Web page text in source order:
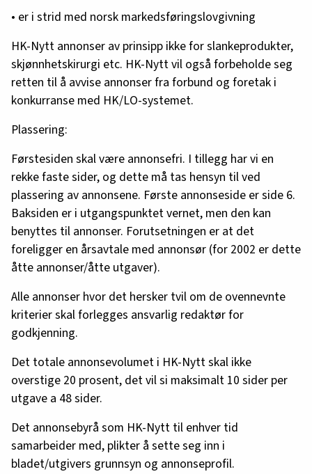
• er i strid med norsk markedsføringslovgivning
HK-Nytt annonser av prinsipp ikke for slankeprodukter,
skjønnhetskirurgi etc. HK-Nytt vil også forbeholde seg
retten til å avvise annonser fra forbund og foretak i
konkurranse med HK/LO-systemet.
Plassering:
Førstesiden skal være annonsefri. I tillegg har vi en
rekke faste sider, og dette må tas hensyn til ved
plassering av annonsene. Første annonseside er side 6.
Baksiden er i utgangspunktet vernet, men den kan
benyttes til annonser. Forutsetningen er at det
foreligger en årsavtale med annonsør (for 2002 er dette
åtte annonser/åtte utgaver).
Alle annonser hvor det hersker tvil om de ovennevnte
kriterier skal forlegges ansvarlig redaktør for
godkjenning.
Det totale annonsevolumet i HK-Nytt skal ikke
overstige 20 prosent, det vil si maksimalt 10 sider per
utgave a 48 sider.
Det annonsebyrå som HK-Nytt til enhver tid
samarbeider med, plikter å sette seg inn i
bladet/utgivers grunnsyn og annonseprofil.